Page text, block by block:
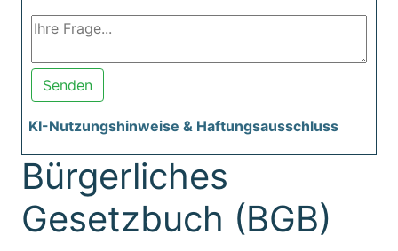
Senden
KI-Nutzungshinweise & Haftungsausschluss
Bürgerliches
Gesetzbuch (BGB)